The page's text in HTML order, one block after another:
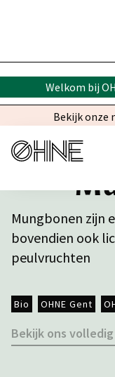
Welkom bij
Bekijk onze
Mungbonen zijn
bovendien ook
peulvruchten
Bio OHNE Gent
Bekijk ons